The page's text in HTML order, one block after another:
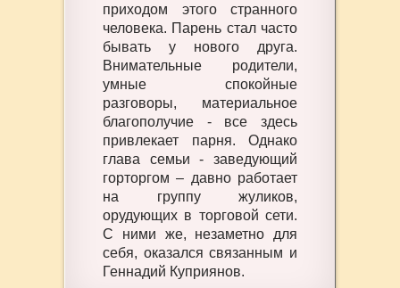
приходом этого странного
человека. Парень стал часто
бывать у нового друга.
Внимательные родители,
умные спокойные
разговоры, материальное
благополучие - все здесь
привлекает парня. Однако
глава семьи - заведующий
горторгом – давно работает
на группу жуликов,
орудующих в торговой сети.
С ними же, незаметно для
себя, оказался связанным и
Геннадий Куприянов.